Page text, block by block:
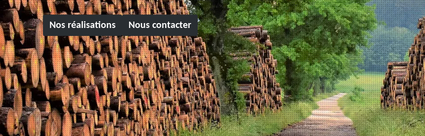
Nos réalisations Nous contacter